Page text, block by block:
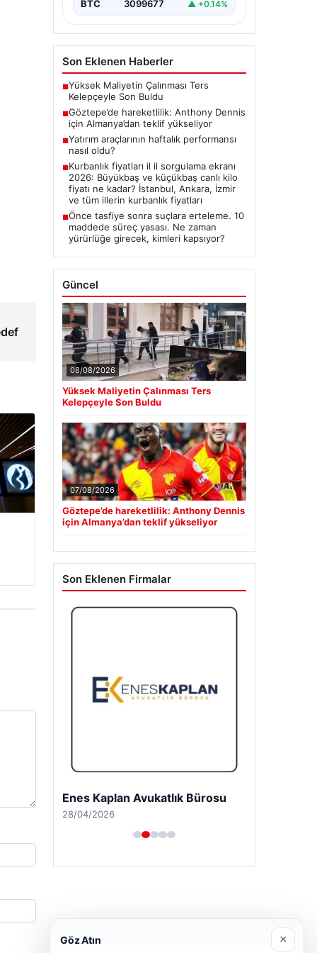
BTC 3099677 ▲ +0.14%
Son Eklenen Haberler
■Yüksek Maliyetin Çalınması Ters
Kelepçeyle Son Buldu
■Göztepe’de hareketlilik: Anthony Dennis
için Almanya’dan teklif yükseliyor
■Yatırım araçlarının haftalık performansı
nasıl oldu?
■Kurbanlık fiyatları il il sorgulama ekranı
2026: Büyükbaş ve küçükbaş canlı kilo
fiyatı ne kadar? İstanbul, Ankara, İzmir
ve tüm illerin kurbanlık fiyatları
■Önce tasfiye sonra suçlara erteleme. 10
maddede süreç yasası. Ne zaman
yürürlüğe girecek, kimleri kapsıyor?
Güncel
08/08/2026
Yüksek Maliyetin Çalınması Ters
Kelepçeyle Son Buldu
07/08/2026
Göztepe’de hareketlilik: Anthony Dennis
için Almanya’dan teklif yükseliyor
Son Eklenen Firmalar
Enes Kaplan Avukatlık Bürosu
28/04/2026
Göz Atın ×